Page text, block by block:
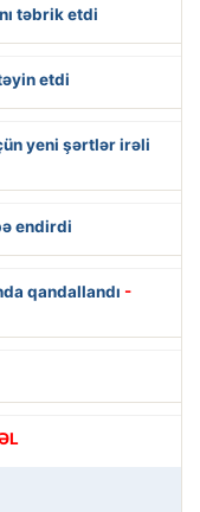
təbrik etdi
etdi
yeni şərtlər irəli
endirdi
qandallandı -